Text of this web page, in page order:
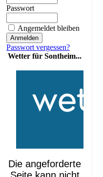
Passwort
Angemeldet bleiben
Passwort vergessen?
Wetter für Sontheim...